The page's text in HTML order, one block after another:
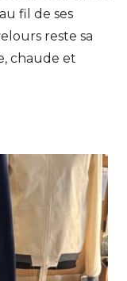
fil de ses
reste sa
chaude et